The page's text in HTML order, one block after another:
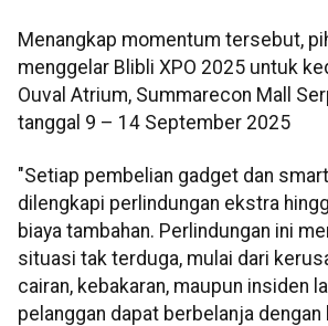
Menangkap momentum tersebut,
menggelar Blibli XPO 2025 untuk
Ouval Atrium, Summarecon Mall
tanggal 9 – 14 September 2025
"Setiap pembelian gadget dan
dilengkapi perlindungan ekstra
biaya tambahan. Perlindungan ini
situasi tak terduga, mulai dari
cairan, kebakaran, maupun insiden
pelanggan dapat berbelanja dengan